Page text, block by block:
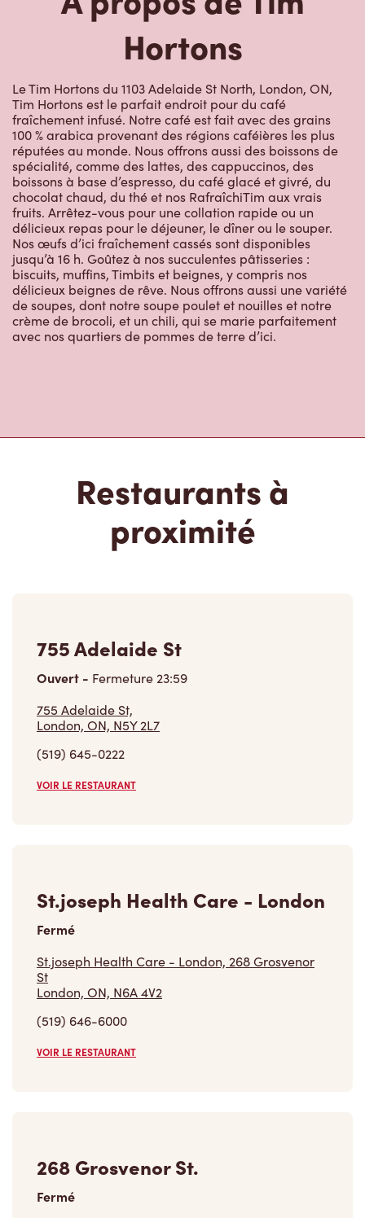
Hortons
Le Tim Hortons du 1103 Adelaide St North, London, ON,
Tim Hortons est le parfait endroit pour du café
fraîchement infusé. Notre café est fait avec des grains
100 % arabica provenant des régions caféières les plus
réputées au monde. Nous offrons aussi des boissons de
spécialité, comme des lattes, des cappuccinos, des
boissons à base d’espresso, du café glacé et givré, du
chocolat chaud, du thé et nos RafraîchiTim aux vrais
fruits. Arrêtez-vous pour une collation rapide ou un
délicieux repas pour le déjeuner, le dîner ou le souper.
Nos œufs d’ici fraîchement cassés sont disponibles
jusqu’à 16 h. Goûtez à nos succulentes pâtisseries :
biscuits, muffins, Timbits et beignes, y compris nos
délicieux beignes de rêve. Nous offrons aussi une variété
de soupes, dont notre soupe poulet et nouilles et notre
crème de brocoli, et un chili, qui se marie parfaitement
avec nos quartiers de pommes de terre d’ici.
Restaurants à
proximité
755 Adelaide St
Ouvert - Fermeture23:59
755 Adelaide St,
London, ON, N5Y 2L7
(519) 645-0222
VOIR LE RESTAURANT
St.joseph Health Care - London
Fermé
St.joseph Health Care - London, 268 Grosvenor
St
London, ON, N6A 4V2
(519) 646-6000
VOIR LE RESTAURANT
268 Grosvenor St.
Fermé